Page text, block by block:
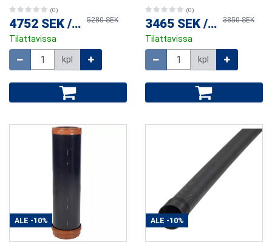
(0)
4752 SEK / kpl5280 SEK
Tilattavissa
kpl
(0)
3465 SEK / kpl3850 SEK
Tilattavissa
kpl
ALE -10% ALE -10%